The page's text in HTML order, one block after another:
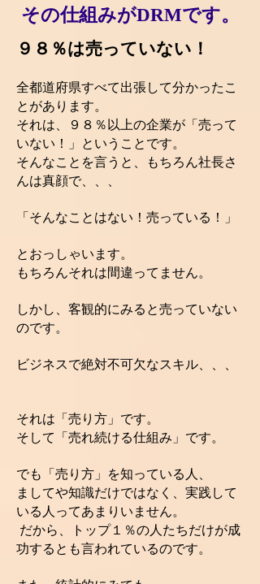
その仕組みがDRMです。
９８％は売っていない！
全都道府県すべて出張して分かったこ
とがあります。
それは、９８％以上の企業が「売って
いない！」ということです。
そんなことを言うと、もちろん社長さ
んは真顔で、、、
「そんなことはない！売っている！」
とおっしゃいます。
もちろんそれは間違ってません。
しかし、客観的にみると売っていない
のです。
ビジネスで絶対不可欠なスキル、、、
それは「売り方」です。
そして「売れ続ける仕組み」です。
でも「売り方」を知っている人、
ましてや知識だけではなく、実践して
いる人ってあまりいません。
だから、トップ１％の人たちだけが成
功するとも言われているのです。